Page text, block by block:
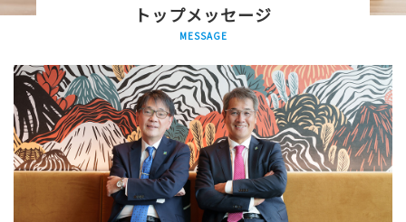
トップメッセージ
MESSAGE